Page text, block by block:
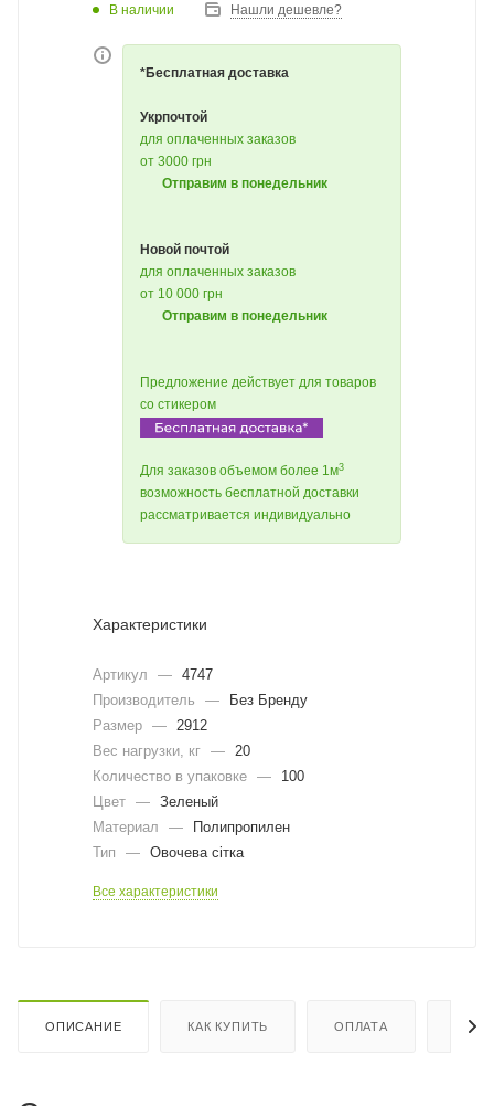
В наличии Нашли дешевле?
*Бесплатная доставка
Укрпочтой
для оплаченных заказов
от 3000 грн
Отправим в понедельник
Новой почтой
для оплаченных заказов
от 10 000 грн
Отправим в понедельник
Предложение действует для товаров
со стикером
Для заказов объемом более 1м3
возможность бесплатной доставки
рассматривается индивидуально
Характеристики
Артикул — 4747
Производитель
—
Без Бренду
Размер —
2912
Вес нагрузки, кг —
20
Количество в упаковке —
100
Цвет — Зеленый
Материал
—
Полипропилен
Тип
— Овочева сітка
Все характеристики
ОПИСАНИЕ КАК КУПИТЬ ОПЛАТА